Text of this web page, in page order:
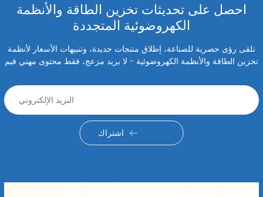
احصل على تحديثات تخزين الطاقة والأنظمة
الكهروضوئية المتجددة
تلقى رؤى حصرية للصناعة، إطلاق منتجات جديدة، وتنبيهات الأسعار لأنظمة
تخزين الطاقة والأنظمة الكهروضوئية - لا بريد مزعج، فقط محتوى مهني قيم
اشتراك